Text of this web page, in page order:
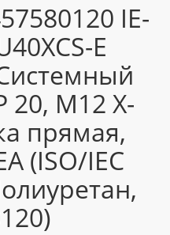
IE-
E
20, M12 X-
прямая,
(ISO/IEC